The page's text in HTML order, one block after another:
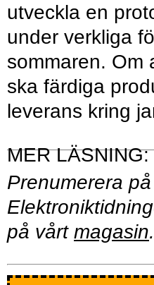
utveckla en
under verkliga
sommaren. Om
ska färdiga
leverans kring
Prenumerera på
på vårt magasin.